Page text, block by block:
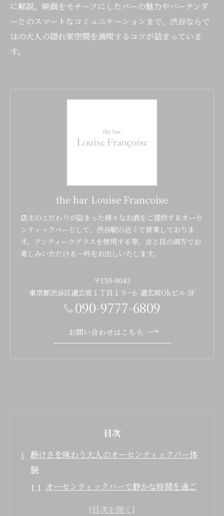
に解説。映画をモチーフにしたバーの魅力やバーテンダ
ーとのスマートなコミュニケーションまで、渋谷ならで
はの大人の隠れ家空間を満喫するコツが詰まっていま
す。
the bar Louise Francoise
店主のこだわりが詰まった様々なお酒をご提供するオーセ
ンティックバーとして、渋谷駅の近くで営業しておりま
す。アンティークグラスを使用する等、舌と目の両方でお
楽しみいただける一杯をお出しいたします。
〒150-0043
東京都渋谷区道玄坂１丁目１９−６ 道玄坂Okビル 3F
090-9777-6809
お問い合わせはこちら
目次
静けさを味わう大人のオーセンティックバー体
験
オーセンティックバーで静かな時間を過ご